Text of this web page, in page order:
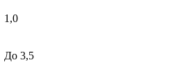
1,0
До 3,5